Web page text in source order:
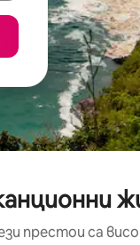
престои са